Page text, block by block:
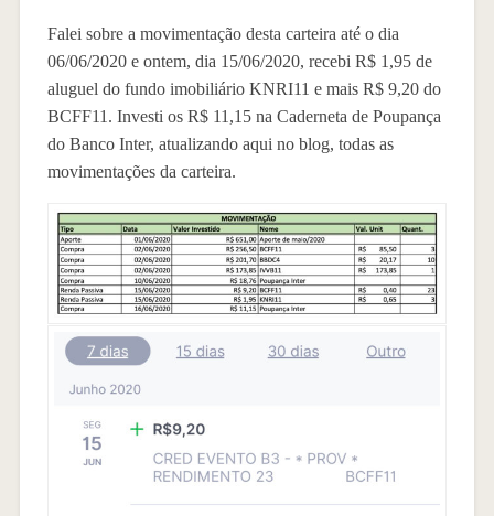
Falei sobre a movimentação desta carteira até o dia
06/06/2020 e ontem, dia 15/06/2020, recebi R$ 1,95 de
aluguel do fundo imobiliário KNRI11 e mais R$ 9,20 do
BCFF11. Investi os R$ 11,15 na Caderneta de Poupança
do Banco Inter, atualizando aqui no blog, todas as
movimentações da carteira.